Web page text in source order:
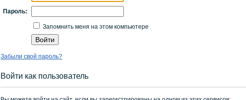
Пароль:
Запомнить меня на этом компьютере
Забыли свой пароль?
Войти как пользователь